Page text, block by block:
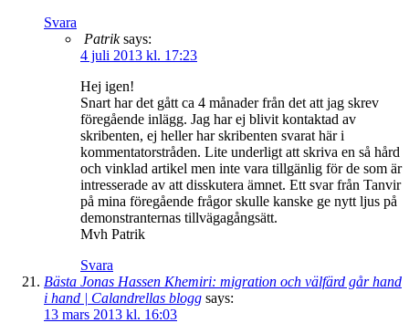
Svara
Patrik says:
4 juli 2013 kl. 17:23
Hej igen!
Snart har det gått ca 4 månader från det att jag skrev
föregående inlägg. Jag har ej blivit kontaktad av
skribenten, ej heller har skribenten svarat här i
kommentatorstråden. Lite underligt att skriva en så hård
och vinklad artikel men inte vara tillgänlig för de som är
intresserade av att disskutera ämnet. Ett svar från Tanvir
på mina föregående frågor skulle kanske ge nytt ljus på
demonstranternas tillvägagångsätt.
Mvh Patrik
Svara
Bästa Jonas Hassen Khemiri: migration och välfärd går hand
i hand | Calandrellas blogg says:
13 mars 2013 kl. 16:03